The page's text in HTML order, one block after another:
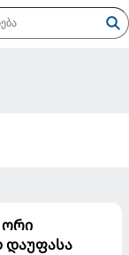
ორი
დაუფასა